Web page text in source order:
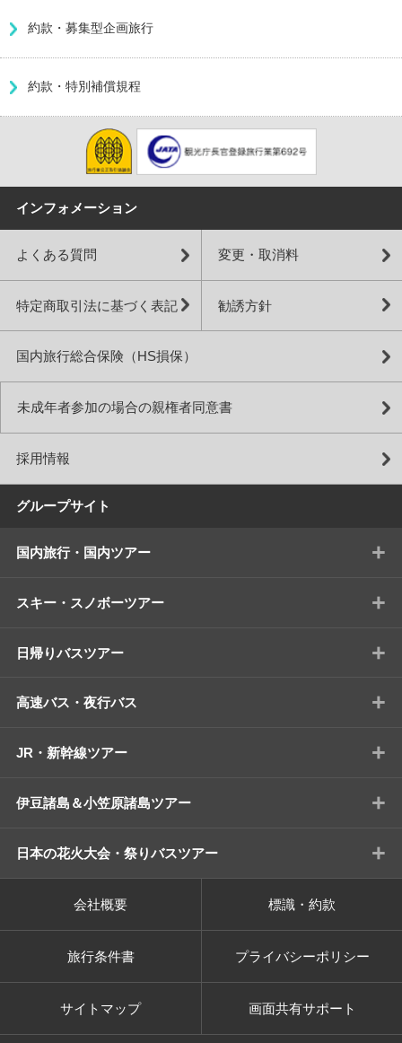
約款・募集型企画旅行
約款・特別補償規程
インフォメーション
よくある質問 変更・取消料
特定商取引法に基づく表記 勧誘方針
国内旅行総合保険（HS損保）
未成年者参加の場合の親権者同意書
採用情報
グループサイト
国内旅行・国内ツアー +
スキー・スノボーツアー +
日帰りバスツアー +
高速バス・夜行バス +
JR・新幹線ツアー +
伊豆諸島＆小笠原諸島ツアー +
日本の花火大会・祭りバスツアー +
会社概要 標識・約款
旅行条件書 プライバシーポリシー
サイトマップ 画面共有サポート